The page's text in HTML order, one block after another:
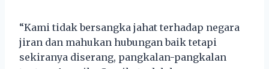
“Kami tidak bersangka jahat terhadap negara
jiran dan mahukan hubungan baik tetapi
sekiranya diserang, pangkalan-pangkalan